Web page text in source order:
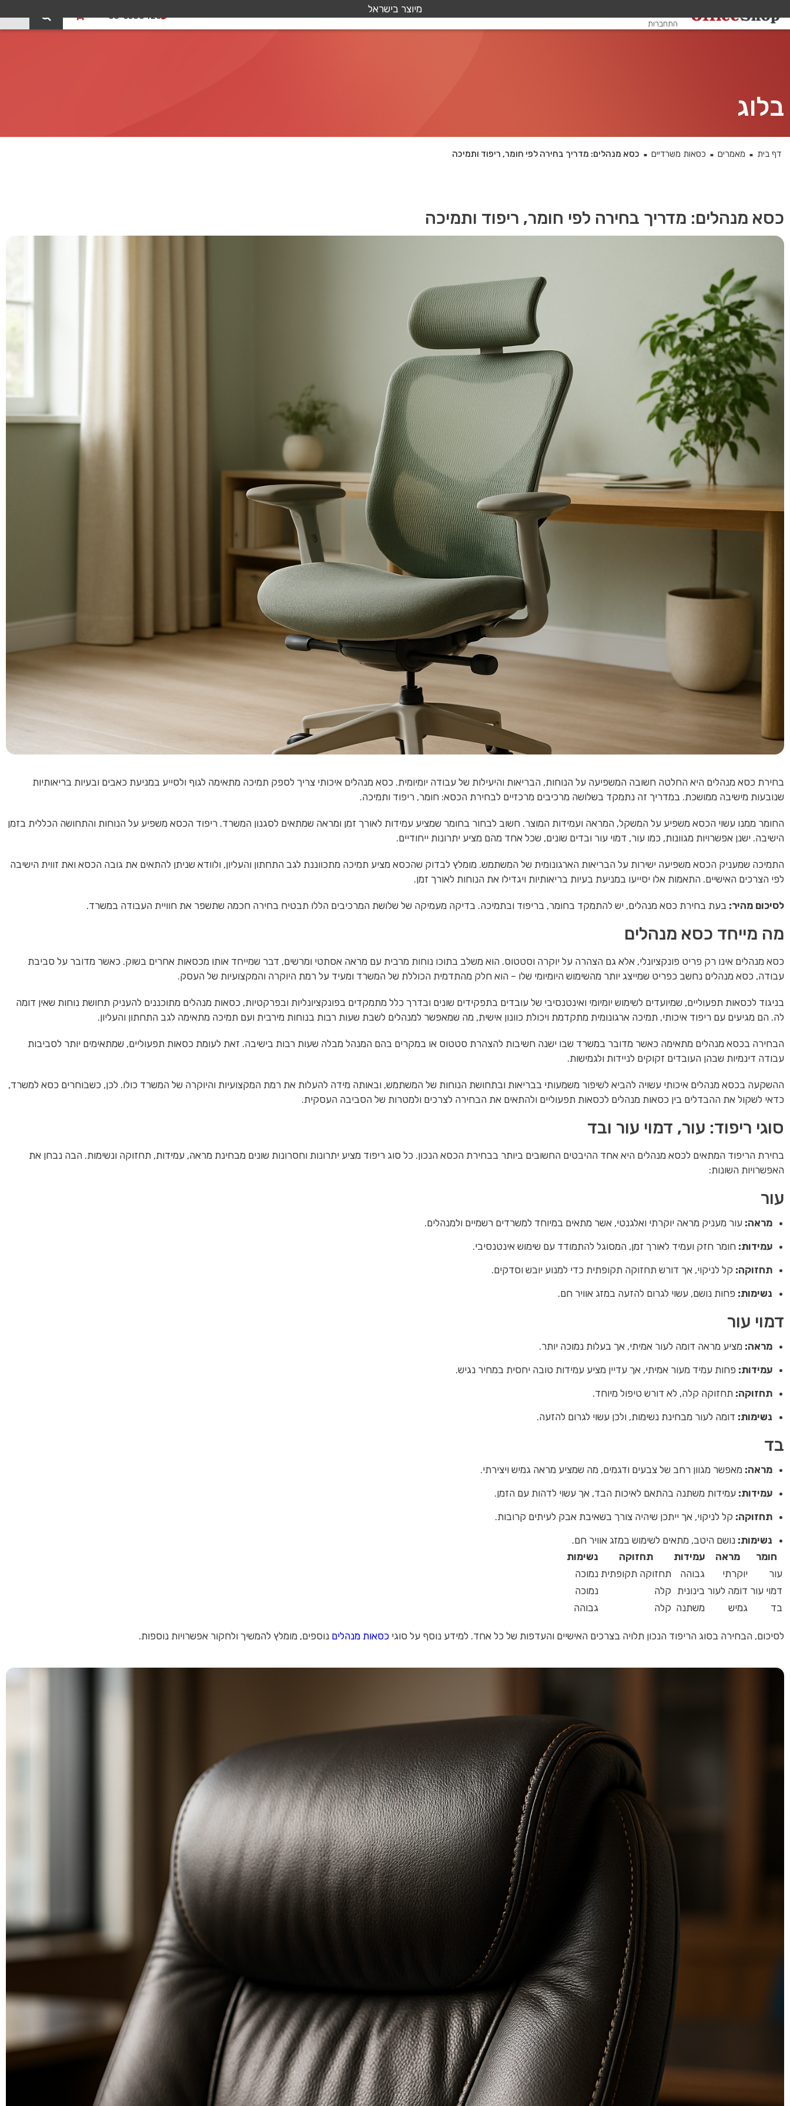
מיוצר בישראל
התחברות
03-5588426
בלוג
דף בית ■ מאמרים ■ כסאות משרדיים ■ כסא מנהלים: מדריך בחירה לפי חומר, ריפוד ותמיכה
כסא מנהלים: מדריך בחירה לפי חומר, ריפוד ותמיכה
בחירת כסא מנהלים היא החלטה חשובה המשפיעה על הנוחות, הבריאות והיעילות של עבודה יומיומית. כסא מנהלים איכותי צריך לספק תמיכה מתאימה לגוף ולסייע במניעת כאבים ובעיות בריאותיות
שנובעות מישיבה ממושכת. במדריך זה נתמקד בשלושה מרכיבים מרכזיים לבחירת הכסא: חומר, ריפוד ותמיכה.
החומר ממנו עשוי הכסא משפיע על המשקל, המראה ועמידות המוצר. חשוב לבחור בחומר שמציע עמידות לאורך זמן ומראה שמתאים לסגנון המשרד. ריפוד הכסא משפיע על הנוחות והתחושה הכללית בזמן
הישיבה. ישנן אפשרויות מגוונות, כמו עור, דמוי עור ובדים שונים, שכל אחד מהם מציע יתרונות ייחודיים.
התמיכה שמעניק הכסא משפיעה ישירות על הבריאות הארגונומית של המשתמש. מומלץ לבדוק שהכסא מציע תמיכה מתכווננת לגב התחתון והעליון, ולוודא שניתן להתאים את גובה הכסא ואת זווית הישיבה
לפי הצרכים האישיים. התאמות אלו יסייעו במניעת בעיות בריאותיות ויגדילו את הנוחות לאורך זמן.
לסיכום מהיר: בעת בחירת כסא מנהלים, יש להתמקד בחומר, בריפוד ובתמיכה. בדיקה מעמיקה של שלושת המרכיבים הללו תבטיח בחירה חכמה שתשפר את חוויית העבודה במשרד.
מה מייחד כסא מנהלים
כסא מנהלים אינו רק פריט פונקציונלי, אלא גם הצהרה על יוקרה וסטטוס. הוא משלב בתוכו נוחות מרבית עם מראה אסתטי ומרשים, דבר שמייחד אותו מכסאות אחרים בשוק. כאשר מדובר על סביבת
עבודה, כסא מנהלים נחשב כפריט שמייצג יותר מהשימוש היומיומי שלו – הוא חלק מהתדמית הכוללת של המשרד ומעיד על רמת היוקרה והמקצועיות של העסק.
בניגוד לכסאות תפעוליים, שמיועדים לשימוש יומיומי ואינטנסיבי של עובדים בתפקידים שונים ובדרך כלל מתמקדים בפונקציונליות ובפרקטיות, כסאות מנהלים מתוכננים להעניק תחושת נוחות שאין דומה
לה. הם מגיעים עם ריפוד איכותי, תמיכה ארגונומית מתקדמת ויכולת כוונון אישית, מה שמאפשר למנהלים לשבת שעות רבות בנוחות מירבית ועם תמיכה מתאימה לגב התחתון והעליון.
הבחירה בכסא מנהלים מתאימה כאשר מדובר במשרד שבו ישנה חשיבות להצהרת סטטוס או במקרים בהם המנהל מבלה שעות רבות בישיבה. זאת לעומת כסאות תפעוליים, שמתאימים יותר לסביבות
עבודה דינמיות שבהן העובדים זקוקים לניידות ולגמישות.
ההשקעה בכסא מנהלים איכותי עשויה להביא לשיפור משמעותי בבריאות ובתחושת הנוחות של המשתמש, ובאותה מידה להעלות את רמת המקצועיות והיוקרה של המשרד כולו. לכן, כשבוחרים כסא למשרד,
כדאי לשקול את ההבדלים בין כסאות מנהלים לכסאות תפעוליים ולהתאים את הבחירה לצרכים ולמטרות של הסביבה העסקית.
סוגי ריפוד: עור, דמוי עור ובד
בחירת הריפוד המתאים לכסא מנהלים היא אחד ההיבטים החשובים ביותר בבחירת הכסא הנכון. כל סוג ריפוד מציע יתרונות וחסרונות שונים מבחינת מראה, עמידות, תחזוקה ונשימות. הבה נבחן את
האפשרויות השונות:
עור
מראה: עור מעניק מראה יוקרתי ואלגנטי, אשר מתאים במיוחד למשרדים רשמיים ולמנהלים.
עמידות: חומר חזק ועמיד לאורך זמן, המסוגל להתמודד עם שימוש אינטנסיבי.
תחזוקה: קל לניקוי, אך דורש תחזוקה תקופתית כדי למנוע יובש וסדקים.
נשימות: פחות נושם, עשוי לגרום להזעה במזג אוויר חם.
דמוי עור
מראה: מציע מראה דומה לעור אמיתי, אך בעלות נמוכה יותר.
עמידות: פחות עמיד מעור אמיתי, אך עדיין מציע עמידות טובה יחסית במחיר נגיש.
תחזוקה: תחזוקה קלה, לא דורש טיפול מיוחד.
נשימות: דומה לעור מבחינת נשימות, ולכן עשוי לגרום להזעה.
בד
מראה: מאפשר מגוון רחב של צבעים ודגמים, מה שמציע מראה גמיש ויצירתי.
עמידות: עמידות משתנה בהתאם לאיכות הבד, אך עשוי לדהות עם הזמן.
תחזוקה: קל לניקוי, אך ייתכן שיהיה צורך בשאיבת אבק לעיתים קרובות.
נשימות: נושם היטב, מתאים לשימוש במזג אוויר חם.
חומר
מראה עמידות תחזוקה
נשימות
עור
יוקרתי גבוהה תחזוקה תקופתית נמוכה
דמוי עור דומה לעור בינונית קלה
נמוכה
בד
גמיש משתנה קלה גבוהה
לסיכום, הבחירה בסוג הריפוד הנכון תלויה בצרכים האישיים והעדפות של כל אחד. למידע נוסף על סוגי כסאות מנהלים נוספים, מומלץ להמשיך ולחקור אפשרויות נוספות.